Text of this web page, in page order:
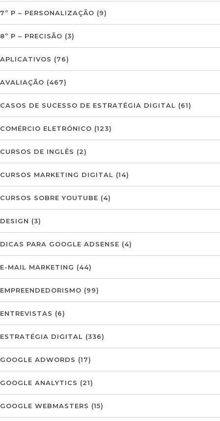
7º P – PERSONALIZAÇÃO (9)
8º P – PRECISÃO (3)
APLICATIVOS (76)
AVALIAÇÃO (467)
CASOS DE SUCESSO DE ESTRATÉGIA DIGITAL (61)
COMÉRCIO ELETRÓNICO (123)
CURSOS DE INGLÊS (2)
CURSOS MARKETING DIGITAL (14)
CURSOS SOBRE YOUTUBE (4)
DESIGN (3)
DICAS PARA GOOGLE ADSENSE (4)
E-MAIL MARKETING (44)
EMPREENDEDORISMO (99)
ENTREVISTAS (6)
ESTRATÉGIA DIGITAL (336)
GOOGLE ADWORDS (17)
GOOGLE ANALYTICS (21)
GOOGLE WEBMASTERS (15)